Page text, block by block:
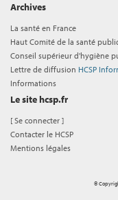
Archives
La santé en France
Haut Comité de la santé
Conseil supérieur d'hygiène
Lettre de diffusion HCSP
Informations
Le site hcsp.fr
[Se connecter ]
Contacter le HCSP
Mentions légales
©